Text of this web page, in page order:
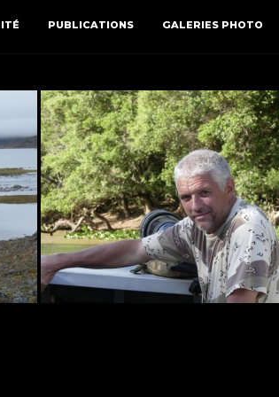
PUBLICATIONS GALERIES PHOTO